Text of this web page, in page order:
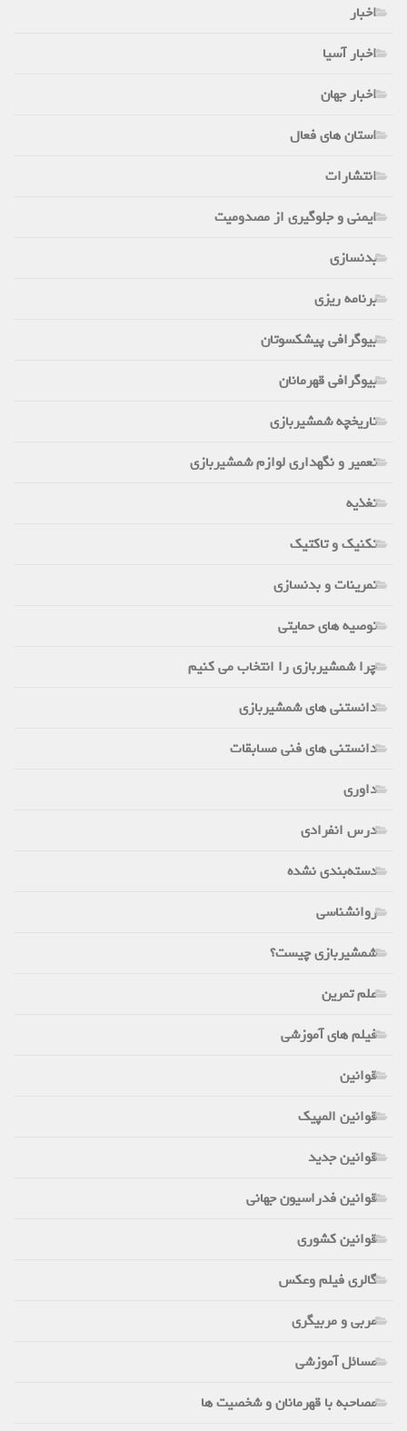
اخبار
اخبار آسیا
اخبار جهان
استان های فعال
انتشارات
ایمنی و جلوگیری از مصدومیت
بدنسازی
برنامه ریزی
بیوگرافی پیشکسوتان
بیوگرافی قهرمانان
تاریخچه شمشیربازی
تعمیر و نگهداری لوازم شمشیربازی
تغذیه
تکنیک و تاکتیک
تمرینات و بدنسازی
توصیه های حمایتی
چرا شمشیربازی را انتخاب می کنیم
دانستنی های شمشیربازی
دانستنی های فنی مسابقات
داوری
درس انفرادی
دسته‌بندی نشده
روانشناسی
شمشیربازی چیست؟
علم تمرین
فیلم های آموزشی
قوانین
قوانین المپیک
قوانین جدید
قوانین فدراسیون جهانی
قوانین کشوری
گالری فیلم وعکس
مربی و مربیگری
مسائل آموزشی
مصاحبه با قهرمانان و شخصیت ها